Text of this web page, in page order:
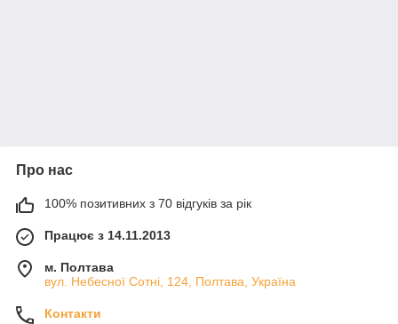
Про нас
100% позитивних з 70 відгуків за рік
Працює з 14.11.2013
м. Полтава
вул. Небесної Сотні, 124, Полтава, Україна
Контакти